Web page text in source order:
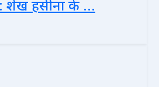
शेख हसीना के ...